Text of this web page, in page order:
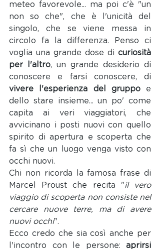
meteo favorevole... ma poi c'è "un
non so che", che è l'unicità del
singolo, che se viene messa in
circolo fa la differenza. Penso ci
voglia una grande dose di curiosità
per l'altro, un grande desiderio di
vivere l'esperienza del gruppo e
dello stare insieme... un po' come
capita ai veri viaggiatori, che
avvicinano i posti nuovi con quello
spirito di apertura e scoperta che
fa sì che un luogo venga visto con
occhi nuovi.
Chi non ricorda la famosa frase di
Marcel Proust che recita "il vero
viaggio di scoperta non consiste nel
cercare nuove terre, ma di avere
nuovi occhi".
Ecco credo che sia così anche per
l'incontro con le persone: aprirsi